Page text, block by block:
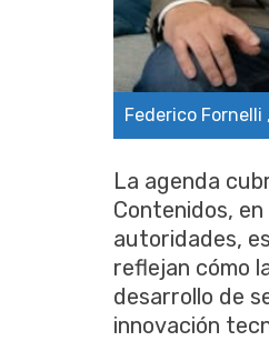
Federico Fornelli
La agenda
Contenidos,
autoridades,
reflejan cómo
desarrollo de
innovación